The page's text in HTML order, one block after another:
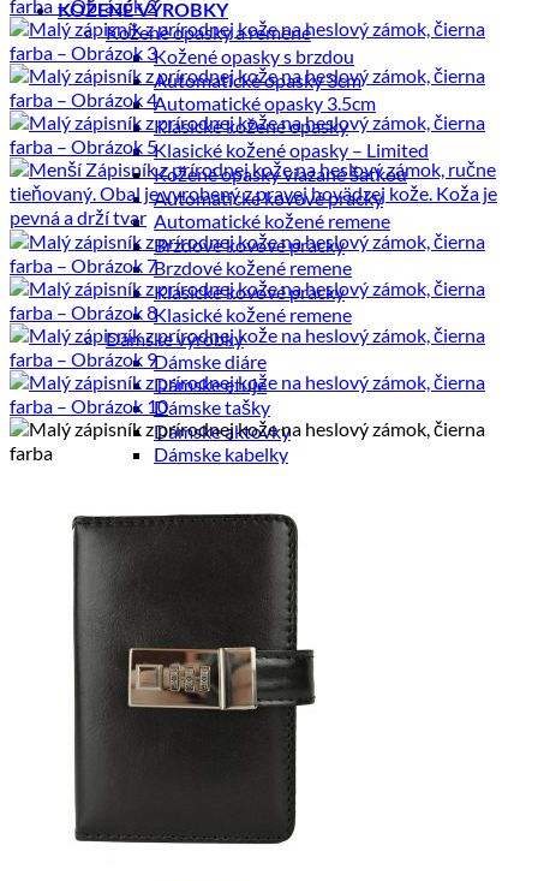
KOŽENÉ VÝROBKY
Kožené opasky a remene
Kožené opasky s brzdou
Automatické opasky 3cm
Automatické opasky 3.5cm
Klasické kožené opasky
Klasické kožené opasky – Limited
Kožené opasky viazané šatkou
Automatické kovové pracky
Automatické kožené remene
Brzdové kovové pracky
Brzdové kožené remene
Klasické kovové pracky
Klasické kožené remene
Dámske výrobky
Dámske diáre
Dámske etuje
Dámske tašky
Dámske aktovky
Dámske kabelky
Dámske spisovky
Dámske zápisníky
Dámske peňaženky
Kožené púzdra na karty
Pánske výrobky
Pánske diáre
Pánske etuje
Pánske tašky
Pánske aktovky
Pánske spisovky
Pánske zápisníky
Pánske peňaženky
Kožené púzdra na karty